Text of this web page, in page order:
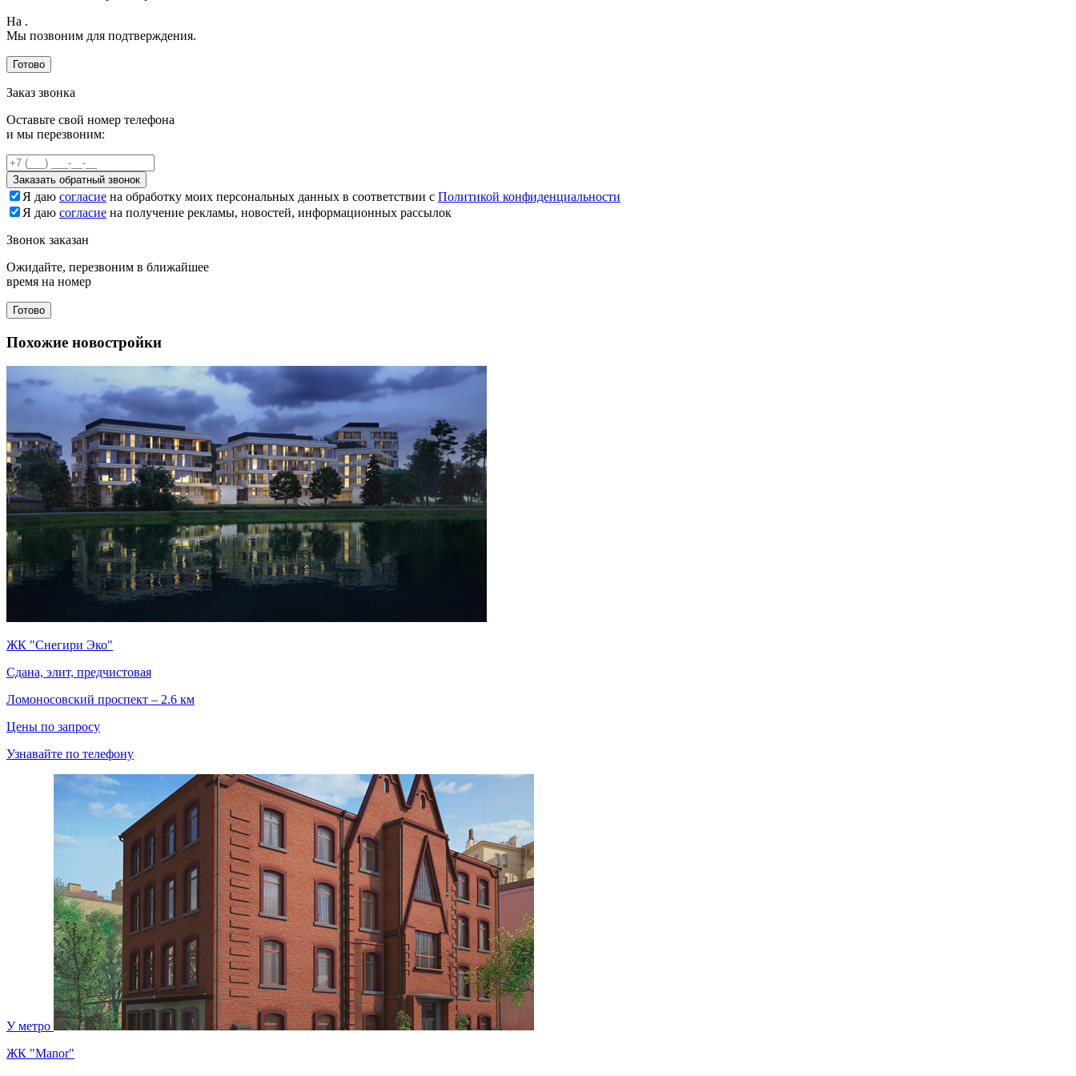
На .
Мы позвоним для подтверждения.
Готово
Заказ звонка
Оставьте свой номер телефона
и мы перезвоним:
Заказать обратный звонок
Я даю согласие на обработку моих персональных данных в соответствии с Политикой конфиденциальности
Я даю согласие на получение рекламы, новостей, информационных рассылок
Звонок заказан
Ожидайте, перезвоним в ближайшее
время на номер
Готово
Похожие новостройки
ЖК "Снегири Эко"
Сдана, элит, предчистовая
Ломоносовский проспект – 2.6 км
Цены по запросу
Узнавайте по телефону
У метро
ЖК "Manor"